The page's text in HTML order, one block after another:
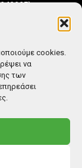
cookies.
να
των